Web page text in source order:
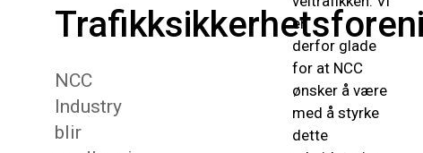
NCC
Industry
blir
er
derfor glade
for at NCC
ønsker å være
med å styrke
dette